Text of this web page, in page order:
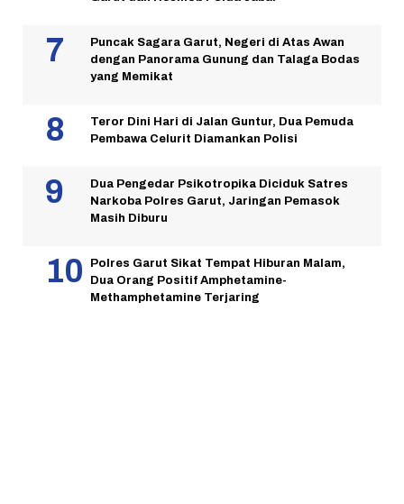
Puncak Sagara Garut, Negeri di Atas Awan
dengan Panorama Gunung dan Talaga Bodas
yang Memikat
Teror Dini Hari di Jalan Guntur, Dua Pemuda
Pembawa Celurit Diamankan Polisi
Dua Pengedar Psikotropika Diciduk Satres
Narkoba Polres Garut, Jaringan Pemasok
Masih Diburu
Polres Garut Sikat Tempat Hiburan Malam,
Dua Orang Positif Amphetamine-
Methamphetamine Terjaring